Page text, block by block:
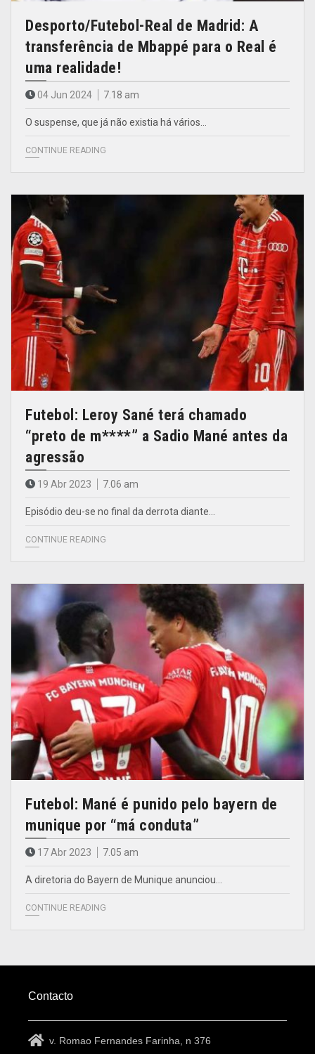
Desporto/Futebol-Real de Madrid: A
transferência de Mbappé para o Real é
uma realidade!
04 Jun 2024 7.18 am
O suspense, que já não existia há vários…
CONTINUE READING
Futebol: Leroy Sané terá chamado
“preto de m****” a Sadio Mané antes da
agressão
19 Abr 2023 7.06 am
Episódio deu-se no final da derrota diante…
CONTINUE READING
Futebol: Mané é punido pelo bayern de
munique por “má conduta”
17 Abr 2023 7.05 am
A diretoria do Bayern de Munique anunciou…
CONTINUE READING
Contacto
v. Romao Fernandes Farinha, n 376